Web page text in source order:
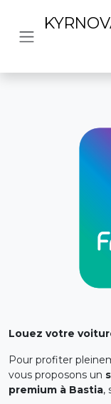
Louez votre
Pour profiter
vous proposons un
premium à Bastia,